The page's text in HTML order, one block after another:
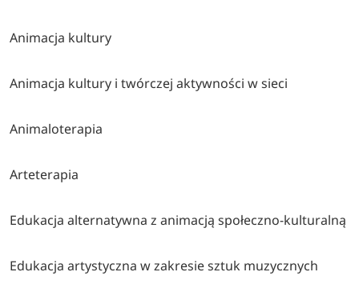
Animacja kultury
Animacja kultury i twórczej aktywności w sieci
Animaloterapia
Arteterapia
Edukacja alternatywna z animacją społeczno-kulturalną
Edukacja artystyczna w zakresie sztuk muzycznych